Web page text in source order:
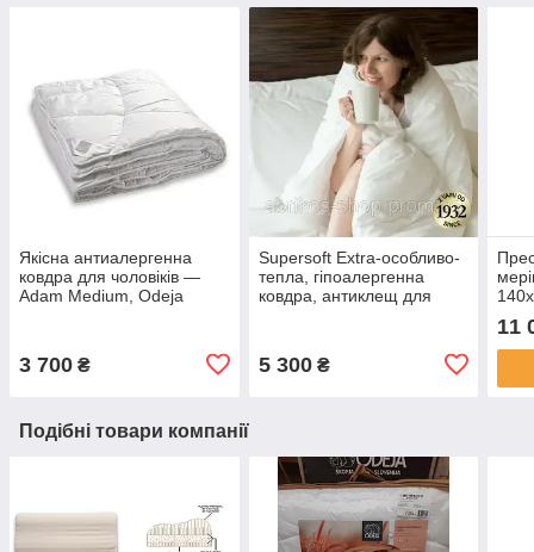
Якісна антиалергенна
ковдра для чоловіків —
Adam Medium, Odeja
3 700 ₴
Supersoft Extra-особливо-
тепла, гіпоалергенна
ковдра, антиклещ для
5 300₴
11
Подібні товари компанії